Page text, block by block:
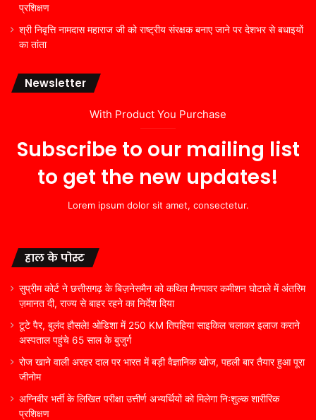
प्रशिक्षण
श्री निवृत्ति नामदास महाराज जी को राष्ट्रीय संरक्षक बनाए जाने पर देशभर से बधाइयों
का तांता
Newsletter
With Product You Purchase
Subscribe to our mailing list
to get the new updates!
Lorem ipsum dolor sit amet, consectetur.
हाल के पोस्ट
सुप्रीम कोर्ट ने छत्तीसगढ़ के बिज़नेसमैन को कथित मैनपावर कमीशन घोटाले में अंतरिम
ज़मानत दी, राज्य से बाहर रहने का निर्देश दिया
टूटे पैर, बुलंद हौसले! ओडिशा में 250 KM तिपहिया साइकिल चलाकर इलाज कराने
अस्पताल पहुंचे 65 साल के बुजुर्ग
रोज खाने वाली अरहर दाल पर भारत में बड़ी वैज्ञानिक खोज, पहली बार तैयार हुआ पूरा
जीनोम
अग्निवीर भर्ती के लिखित परीक्षा उत्तीर्ण अभ्यर्थियों को मिलेगा निःशुल्क शारीरिक
प्रशिक्षण